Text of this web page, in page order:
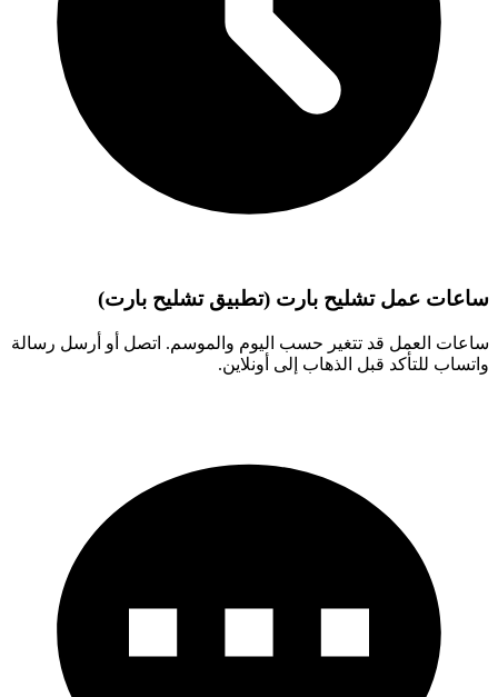
ساعات عمل تشليح بارت (تطبيق تشليح بارت)
ساعات العمل قد تتغير حسب اليوم والموسم. اتصل أو أرسل رسالة
واتساب للتأكد قبل الذهاب إلى أونلاين.